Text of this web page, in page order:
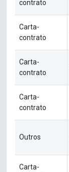
contrato
Carta-
contrato
Carta-
contrato
Carta-
contrato
Outros
Carta-